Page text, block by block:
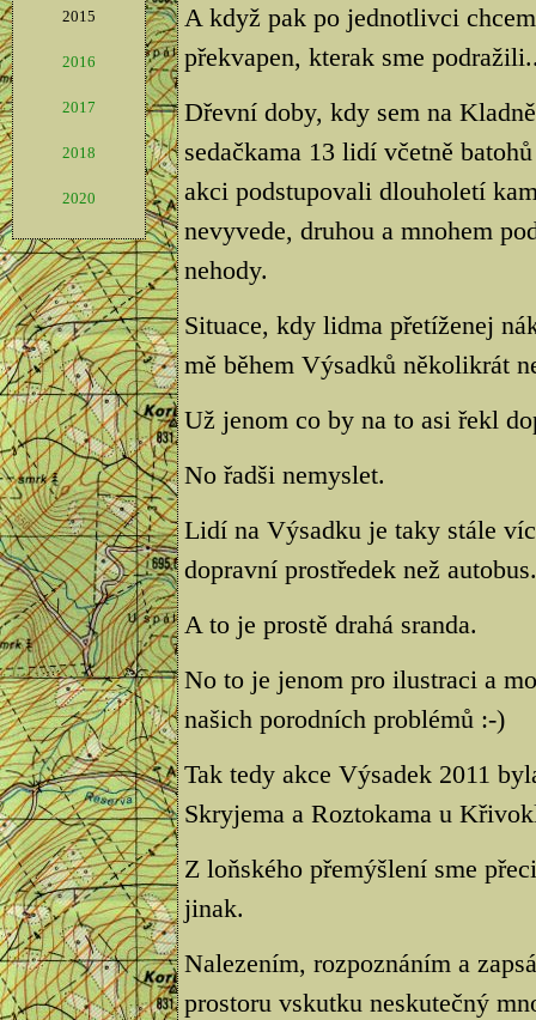
2015
2016
2017
2018
2020
A když pak po jednotlivci
překvapen, kterak sme
Dřevní doby, kdy sem na
sedačkama 13 lidí včetně
akci podstupovali dlouholetí
nevyvede, druhou a mnohem
nehody.
Situace, kdy lidma přetíženej
mě během Výsadků několikrát
Už jenom co by na to asi řekl
No řadši nemyslet.
Lidí na Výsadku je taky stále
dopravní prostředek než autobus.
A to je prostě drahá sranda.
No to je jenom pro ilustraci a
našich porodních problémů :-)
Tak tedy akce Výsadek 2011
Skryjema a Roztokama u
Z loňského přemýšlení sme
jinak.
Nalezením, rozpoznáním a
prostoru vskutku neskutečný